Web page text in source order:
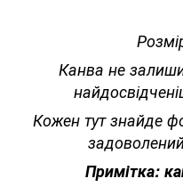
Канва не
Кожен тут знайде
Примітка: